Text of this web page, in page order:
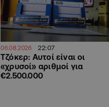
06.08.2026 22:07
Τζόκερ: Αυτοί είναι οι
«χρυσοί» αριθμοί για
€2.500.000